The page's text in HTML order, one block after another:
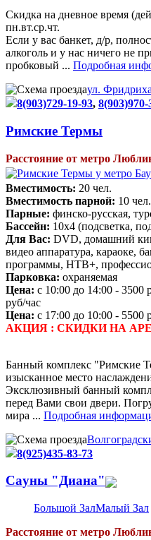
Скидка на дневное время
пн.вт.ср.чт.
Если у вас банкет, д/р,
алкоголь и у нас ничего не
пробковый ... Подробная
ул.
8(903)729-19-93, 8(903)970-
Римские Термы
Расстояние от метро
Вместимость: 20 чел.
Вместимость парной: 10 чел.
Парные: финско-русская,
Бассейн: 10х4 (подсветка,
Для Вас: DVD, домашний
видео аппаратура, караоке,
программы, НТВ+,
Парковка: охраняемая
Цена: с 10:00 до 14:00 - 3500
руб/час
Цена: с 17:00 до 10:00 - 5500
АКЦИЯ : СКИДКИ НА
Банный комплекс "Римские
изысканное место
Эксклюзивный банный
перед Вами свои двери.
мира ... Подробная
8(925)435-83-73
Caуны "Диана"
Большой ЗалМалый Зал
Расстояние от метро